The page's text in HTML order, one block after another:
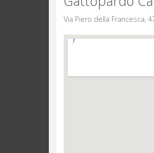
Via Piero della Francesca,